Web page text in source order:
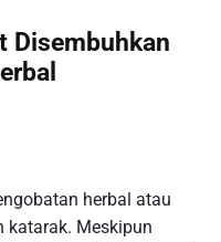
Disembuhkan
herbal atau
katarak. Meskipun